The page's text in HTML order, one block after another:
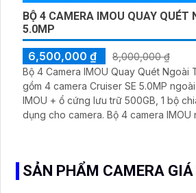
BỘ 4 CAMERA IMOU QUAY QUÉT
5.0MP
6,500,000 ₫
8,000,000 ₫
Bộ 4 Camera IMOU Quay Quét Ngoài
gồm 4 camera Cruiser SE 5.0MP
IMOU + ổ cứng lưu trữ 500GB, 1 bộ
dụng cho camera. Bộ 4 camera IMOU
SẢN PHẨM CAMERA GIÁ